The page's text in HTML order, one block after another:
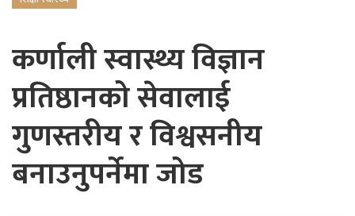
कर्णाली स्वास्थ्य विज्ञान
प्रतिष्ठानको सेवालाई
गुणस्तरीय र विश्वसनीय
बनाउनुपर्नेमा जोड